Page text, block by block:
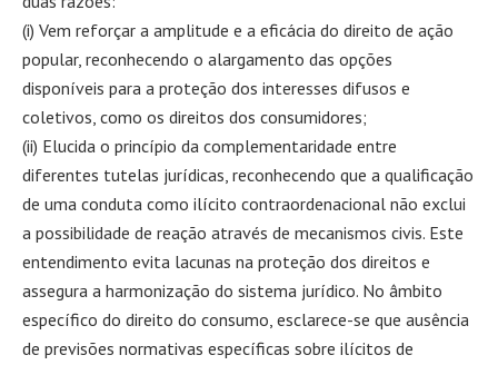
(i) Vem reforçar a amplitude e a eficácia do direito de ação
popular, reconhecendo o alargamento das opções
disponíveis para a proteção dos interesses difusos e
coletivos, como os direitos dos consumidores;
(ii) Elucida o princípio da complementaridade entre
diferentes tutelas jurídicas, reconhecendo que a qualificação
de uma conduta como ilícito contraordenacional não exclui
a possibilidade de reação através de mecanismos civis. Este
entendimento evita lacunas na proteção dos direitos e
assegura a harmonização do sistema jurídico. No âmbito
específico do direito do consumo, esclarece-se que ausência
de previsões normativas específicas sobre ilícitos de